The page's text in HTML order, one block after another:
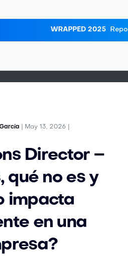
WRAPPED 2025
| May 13, 2026 |
Director –
qué no es y
impacta
en una